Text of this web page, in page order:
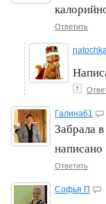
Ответить
↑
Галина61
Забрала
написано
Ответить
Софья П